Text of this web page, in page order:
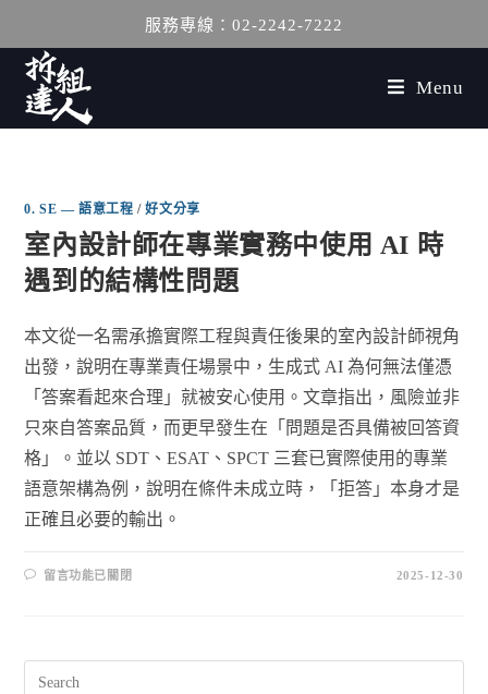
服務專線：02-2242-7222
Menu
0. SE — 語意工程 /好文分享
室內設計師在專業實務中使用 AI 時
遇到的結構性問題
本文從一名需承擔實際工程與責任後果的室內設計師視角
出發，說明在專業責任場景中，生成式 AI 為何無法僅憑
「答案看起來合理」就被安心使用。文章指出，風險並非
只來自答案品質，而更早發生在「問題是否具備被回答資
格」。並以 SDT、ESAT、SPCT 三套已實際使用的專業
語意架構為例，說明在條件未成立時，「拒答」本身才是
正確且必要的輸出。
留言功能已關閉 2025-12-30